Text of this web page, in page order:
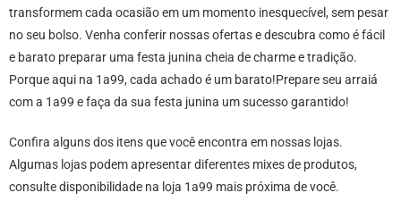
transformem cada ocasião em um momento inesquecível, sem pesar
no seu bolso. Venha conferir nossas ofertas e descubra como é fácil
e barato preparar uma festa junina cheia de charme e tradição.
Porque aqui na 1a99, cada achado é um barato!Prepare seu arraiá
com a 1a99 e faça da sua festa junina um sucesso garantido!
Confira alguns dos itens que você encontra em nossas lojas.
Algumas lojas podem apresentar diferentes mixes de produtos,
consulte disponibilidade na loja 1a99 mais próxima de você.